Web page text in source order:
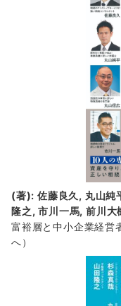
(著): 佐藤良久, 丸山純
隆之, 市川一馬, 前川
富裕層と中小企業経営
へ）